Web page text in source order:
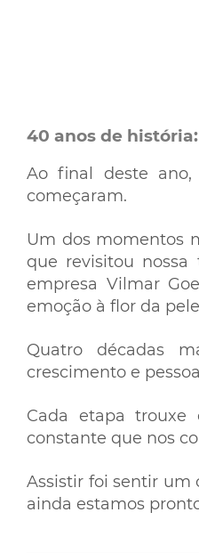
40 anos de
Ao final deste
começaram.
Um dos momentos
que revisitou
empresa Vilmar
emoção à flor da
Quatro décadas
crescimento e
Cada etapa trouxe
constante que nos
Assistir foi sentir um
ainda estamos